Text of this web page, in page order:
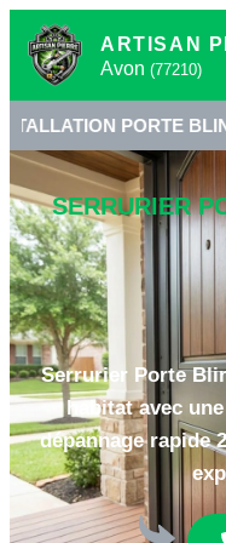
ARTISAN
Avon (77210)
PORTE BLINDÉE
SERRURIER
Serrurier Porte
habitat avec
dépannage rapide